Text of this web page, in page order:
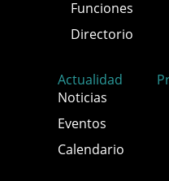
Funciones
Directorio
Actualidad
Noticias
Eventos
Calendario